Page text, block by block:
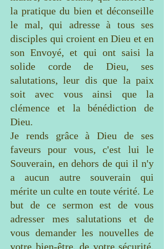
la pratique du bien et déconseille
le mal, qui adresse à tous ses
disciples qui croient en Dieu et en
son Envoyé, et qui ont saisi la
solide corde de Dieu, ses
salutations, leur dis que la paix
soit avec vous ainsi que la
clémence et la bénédiction de
Dieu.
Je rends grâce à Dieu de ses
faveurs pour vous, c'est lui le
Souverain, en dehors de qui il n'y
a aucun autre souverain qui
mérite un culte en toute vérité. Le
but de ce sermon est de vous
adresser mes salutations et de
vous demander les nouvelles de
votre bien-être, de votre sécurité,